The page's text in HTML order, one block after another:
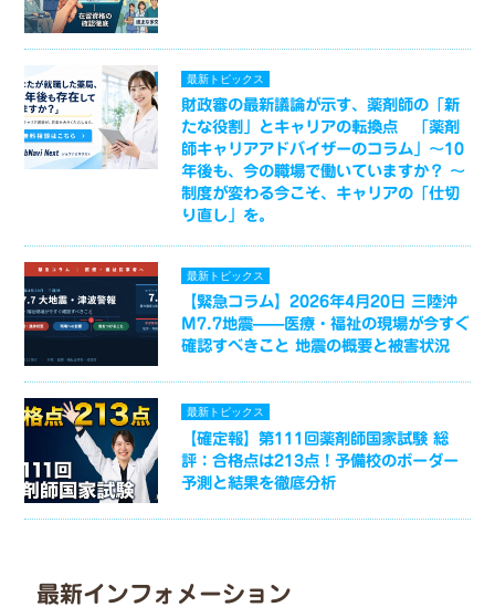
最新トピックス
財政審の最新議論が示す、薬剤師の「新
たな役割」とキャリアの転換点 「薬剤
師キャリアアドバイザーのコラム」～10
年後も、今の職場で働いていますか？ ～
制度が変わる今こそ、キャリアの「仕切
り直し」を。
最新トピックス
【緊急コラム】2026年4月20日 三陸沖
M7.7地震——医療・福祉の現場が今すぐ
確認すべきこと 地震の概要と被害状況
最新トピックス
【確定報】第111回薬剤師国家試験 総
評：合格点は213点！予備校のボーダー
予測と結果を徹底分析
最新インフォメーション